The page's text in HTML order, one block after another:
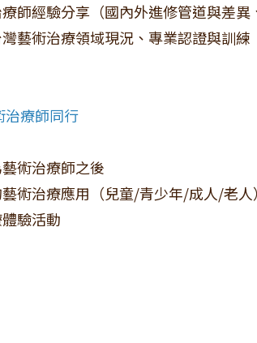
師經驗分享（國內外進修管道與差異
藝術治療領域現況、專業認證與訓練
治療師同行
術治療師之後
術治療應用（兒童/青少年/成人/老人）
驗活動